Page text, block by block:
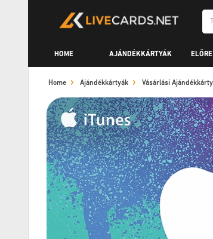
HOME AJÁNDÉKKÁRTYÁK
Home Ajándékkártyák Vásárlási